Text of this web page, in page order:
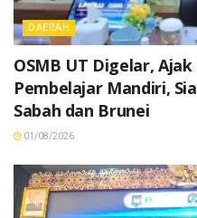
DAERAH
OSMB UT Digelar,
Pembelajar Mandiri,
Sabah dan Brunei
01/08/2026